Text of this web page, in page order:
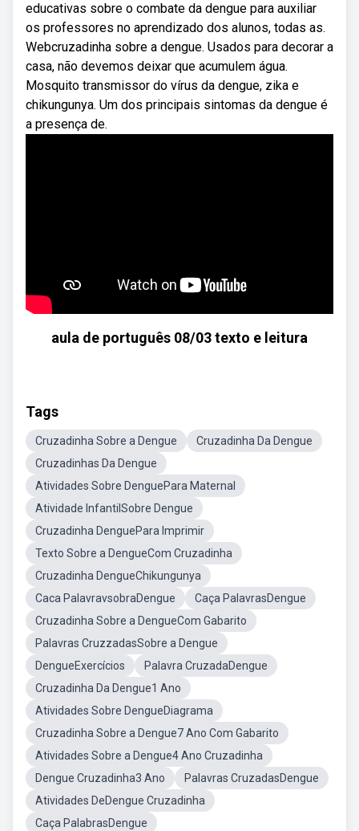
educativas sobre o combate da dengue para auxiliar
os professores no aprendizado dos alunos, todas as.
Webcruzadinha sobre a dengue. Usados para decorar a
casa, não devemos deixar que acumulem água.
Mosquito transmissor do vírus da dengue, zika e
chikungunya. Um dos principais sintomas da dengue é
a presença de.
aula de português 08/03 texto e leitura
Tags
Cruzadinha Sobre a Dengue
Cruzadinha Da Dengue
Cruzadinhas Da Dengue
Atividades Sobre DenguePara Maternal
Atividade InfantilSobre Dengue
Cruzadinha DenguePara Imprimir
Texto Sobre a DengueCom Cruzadinha
Cruzadinha DengueChikungunya
Caca PalavravsobraDengue
Caça PalavrasDengue
Cruzadinha Sobre a DengueCom Gabarito
Palavras CruzzadasSobre a Dengue
DengueExercícios
Palavra CruzadaDengue
Cruzadinha Da Dengue1 Ano
Atividades Sobre DengueDiagrama
Cruzadinha Sobre a Dengue7 Ano Com Gabarito
Atividades Sobre a Dengue4 Ano Cruzadinha
Dengue Cruzadinha3 Ano
Palavras CruzadasDengue
Atividades DeDengue Cruzadinha
Caça PalabrasDengue